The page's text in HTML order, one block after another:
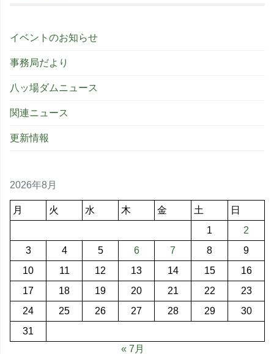
イベントのお知らせ
事務局だより
八ッ場ダムニュース
関連ニュース
更新情報
2026年8月
月 火 水 木 金 土
日
1
2
3
4 5 6 7 8
9
10
11 12 13 14 15
16
17
18 19 20 21 22
23
24
25 26 27 28 29
30
31
« 7月